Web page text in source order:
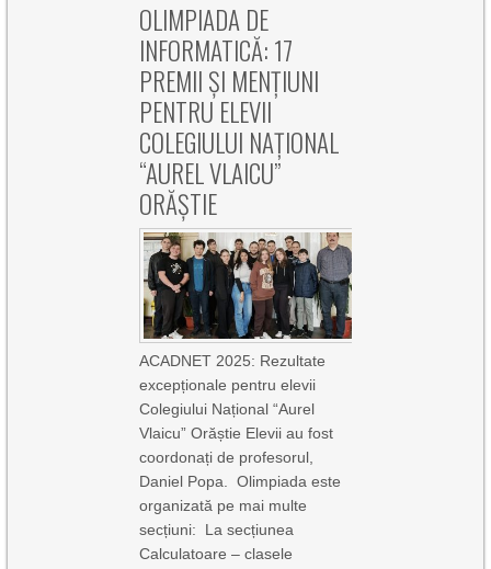
OLIMPIADA DE
INFORMATICĂ: 17
PREMII ȘI MENȚIUNI
PENTRU ELEVII
COLEGIULUI NAȚIONAL
“AUREL VLAICU”
ORĂȘTIE
ACADNET 2025: Rezultate
excepționale pentru elevii
Colegiului Național “Aurel
Vlaicu” Orăștie Elevii au fost
coordonați de profesorul,
Daniel Popa. Olimpiada este
organizată pe mai multe
secțiuni: La secțiunea
Calculatoare – clasele